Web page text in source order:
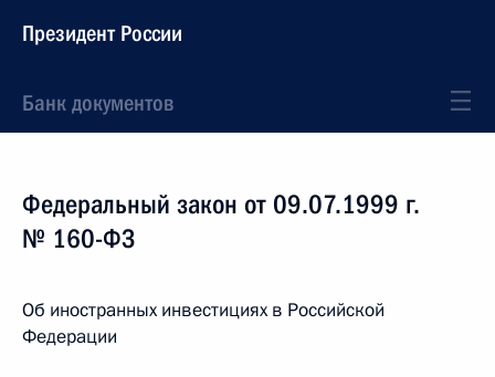
Президент России
Банк документов
Федеральный закон от 09.07.1999 г.
№ 160-ФЗ
Об иностранных инвестициях в Российской
Федерации